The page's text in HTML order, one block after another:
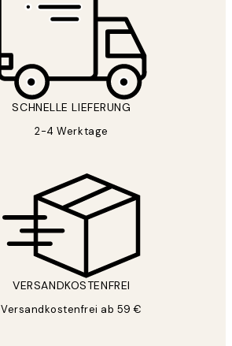
SCHNELLE LIEFERUNG
2-4 Werktage
VERSANDKOSTENFREI
Versandkostenfrei ab 59 €